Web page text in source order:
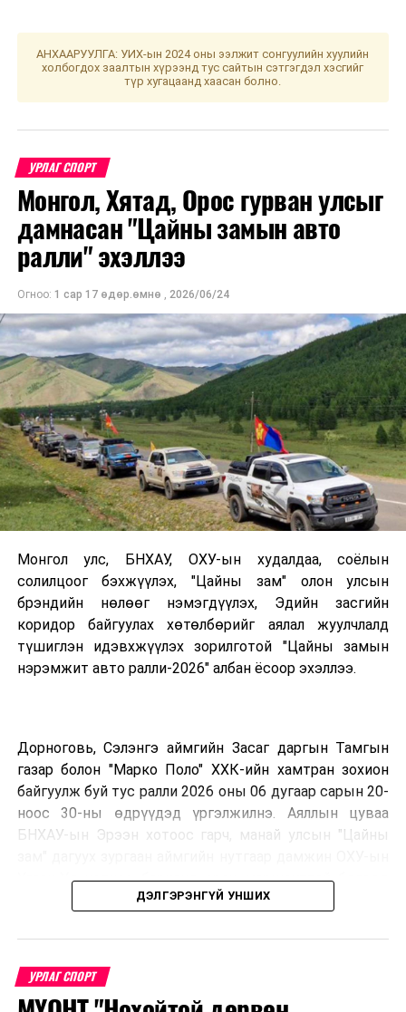
5. Мардай 95,843
7. In da House: Come back 80,026
8. Сүрэг 75,604
9. Turning red 72,832
УНШСАН: 2918
ДАРААХ МЭДЭЭ
Суурьшлын бүс дэх зөвшөөрөлгүй оршуулсан
шарилуудыг нүүлгэн шилжүүлнэ
ӨМНӨХ МЭДЭЭ
УИХ-ын 2022 оны намрын ээлжит чуулганы 10 дугаар
сард хэлэлцэх асуудлын дараалал
АНХААРУУЛГА: УИХ-ын 2024 оны ээлжит сонгуулийн хуулийн
холбогдох заалтын хүрээнд тус сайтын сэтгэгдэл хэсгийг
түр хугацаанд хаасан болно.
УРЛАГ СПОРТ
Монгол, Хятад, Орос гурван улсыг
дамнасан "Цайны замын авто
ралли" эхэллээ
Огноо: 1 сар 17 өдөр.өмнө 2026/06/24
Монгол улс, БНХАУ, ОХУ-ын худалдаа, соёлын
солилцоог бэхжүүлэх, "Цайны зам" олон улсын
брэндийн нөлөөг нэмэгдүүлэх, Эдийн засгийн
коридор байгуулах хөтөлбөрийг аялал жуулчлалд
түшиглэн идэвхжүүлэх зорилготой "Цайны замын
нэрэмжит авто ралли-2026" албан ёсоор эхэллээ.
Дорноговь, Сэлэнгэ аймгийн Засаг даргын Тамгын
газар болон "Марко Поло" ХХК-ийн хамтран зохион
байгуулж буй тус ралли 2026 оны 06 дугаар сарын 20-
ноос 30-ны өдрүүдэд үргэлжилнэ. Аяллын цуваа
БНХАУ-ын Эрээн хотоос гарч, манай улсын "Цайны
Улаан-Үд хотноо барианд орох маршруттай бөгөөд
улс тус бүрээс авто спорт сонирхогч тамирчдын 10
хэвлэл мэдээллийн төлөөлөл оролцож байна.
ДЭЛГЭРЭНГҮЙ УНШИХ
УРЛАГ СПОРТ